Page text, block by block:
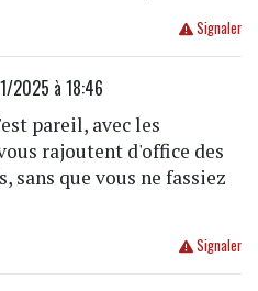
Signaler
2025 à 18:46
pareil, avec les
rajoutent d'office des
sans que vous ne fassiez
Signaler